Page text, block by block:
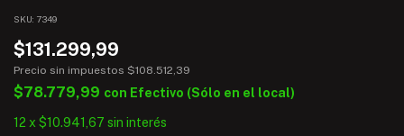
SKU: 7349
$131.299,99
Precio sin impuestos $108.512,39
$78.779,99 con Efectivo (Sólo en el local)
12 x $10.941,67 sin interés